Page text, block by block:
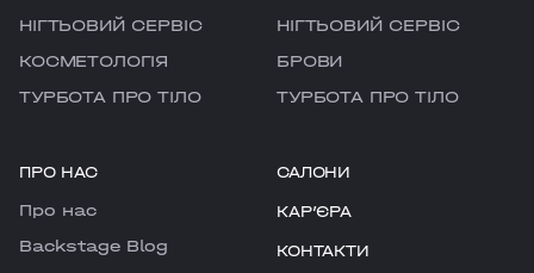
НІГТЬОВИЙ СЕРВІС
КОСМЕТОЛОГІЯ
ТУРБОТА ПРО ТІЛО
НІГТЬОВИЙ СЕРВІС
БРОВИ
ТУРБОТА ПРО ТІЛО
ПРО НАС
Про нас
Backstage Blog
САЛОНИ
КАРʼЄРА
КОНТАКТИ